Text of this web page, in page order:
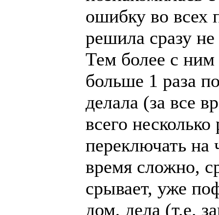
ошибку во всех
решила сразу
Тем более с
больше 1 раза
делала (за все
всего
переключать на
время сложно,
срывает, уже
дом, дела (т.е.